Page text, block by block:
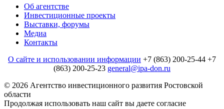
Об агентстве
Инвестиционные проекты
Выставки, форумы
Медиа
Контакты
О сайте и использовании информации +7 (863) 200-25-44 +7
(863) 200-25-23 general@ipa-don.ru
© 2026 Агентство инвестиционного развития Ростовской
области
Продолжая использовать наш сайт вы даете согласие